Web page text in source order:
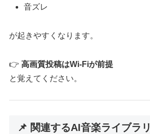
音ズレ
が起きやすくなります。
👉高画質投稿はWi-Fiが前提
と覚えてください。
📌 関連するAI音楽ライブラリ